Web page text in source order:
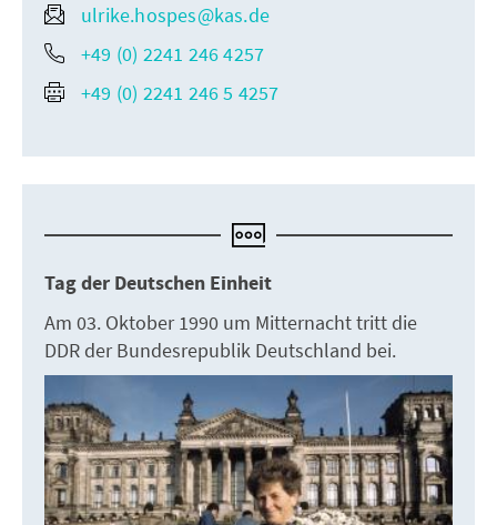
ulrike.hospes@kas.de
+49 (0) 2241 246 4257
+49 (0) 2241 246 5 4257
Tag der Deutschen Einheit
Am 03. Oktober 1990 um Mitternacht tritt die
DDR der Bundesrepublik Deutschland bei.